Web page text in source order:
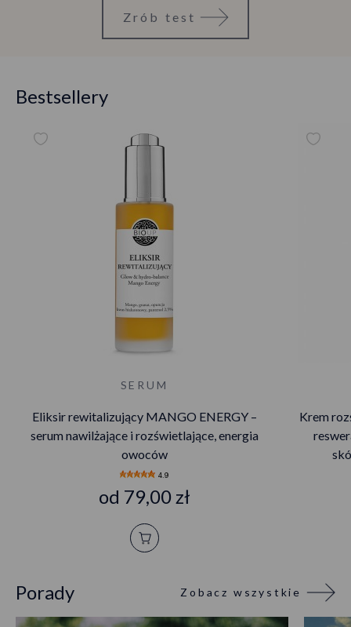
Zrób test
Bestsellery
SERUM
Eliksir rewitalizujący MANGO ENERGY –
serum nawilżające i rozświetlające, energia
owoców
4.9
od 79,00 zł
Krem
Porady Zobacz wszystkie